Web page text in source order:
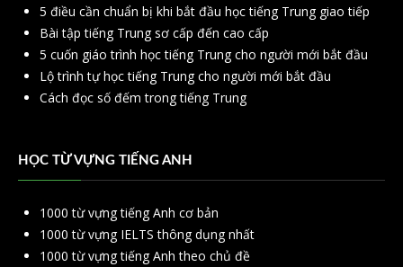
5 điều cần chuẩn bị khi bắt đầu học tiếng Trung giao tiếp
Bài tập tiếng Trung sơ cấp đến cao cấp
5 cuốn giáo trình học tiếng Trung cho người mới bắt đầu
Lộ trình tự học tiếng Trung cho người mới bắt đầu
Cách đọc số đếm trong tiếng Trung
HỌC TỪ VỰNG TIẾNG ANH
1000 từ vựng tiếng Anh cơ bản
1000 từ vựng IELTS thông dụng nhất
1000 từ vựng tiếng Anh theo chủ đề